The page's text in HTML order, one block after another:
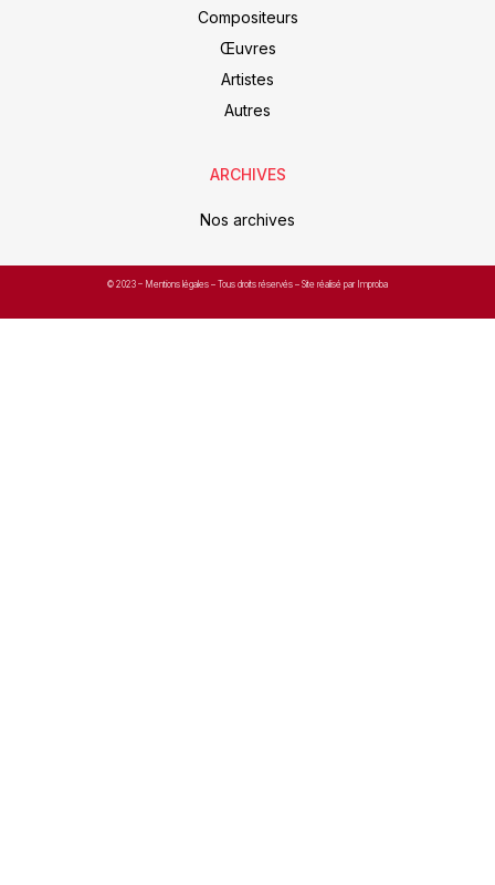
Compositeurs
Œuvres
Artistes
Autres
ARCHIVES
Nos archives
© 2023 – Mentions légales – Tous droits réservés – Site réalisé par Improba